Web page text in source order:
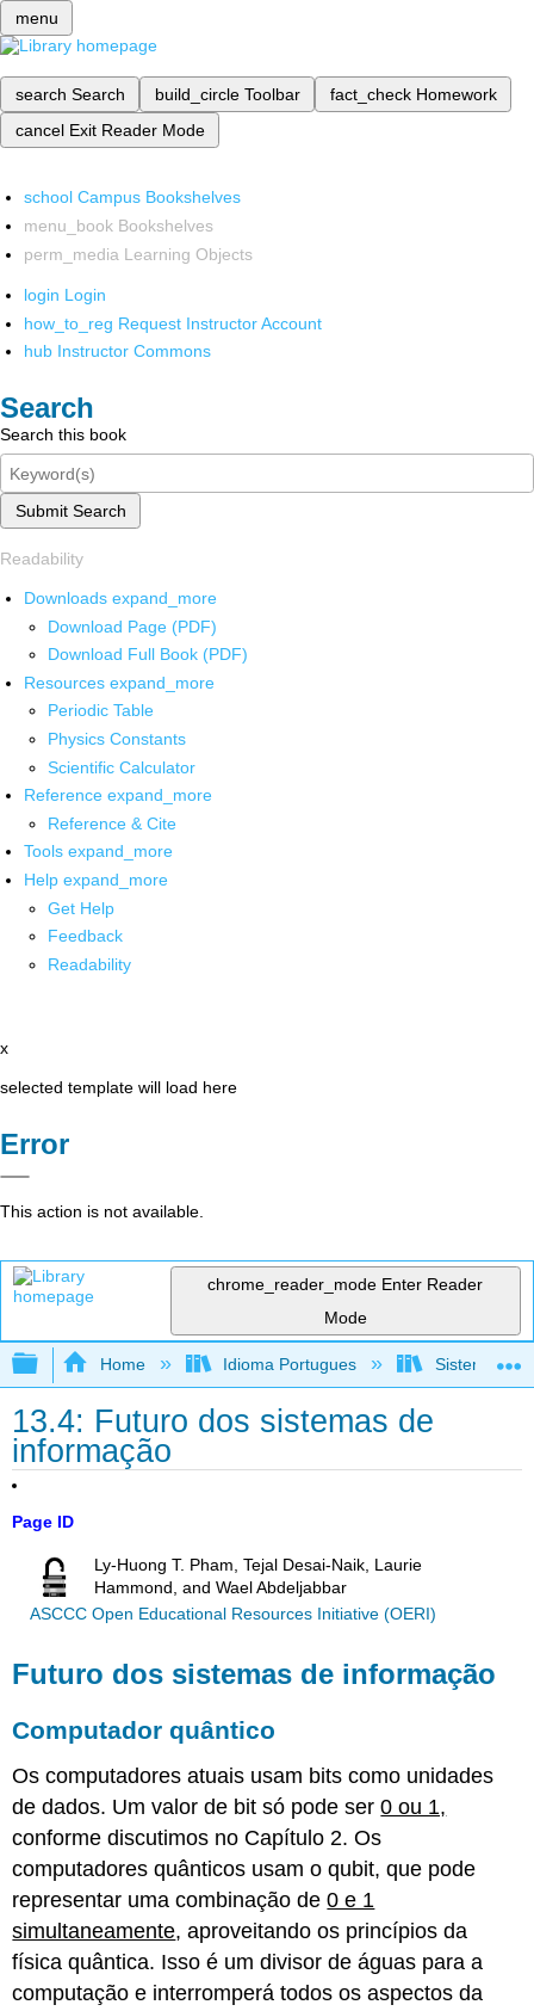
menu
search Search build_circle Toolbar fact_check Homework
cancel Exit Reader Mode
school Campus Bookshelves
menu_book Bookshelves
perm_media Learning Objects
login Login
how_to_reg Request Instructor Account
hub Instructor Commons
Search
Search this book
Submit Search
Readability
Downloads expand_more
Download Page (PDF)
Download Full Book (PDF)
Resources expand_more
Periodic Table
Physics Constants
Scientific Calculator
Reference expand_more
Reference & Cite
Tools expand_more
Help expand_more
Get Help
Feedback
Readability
x
selected template will load here
Error
This action is not available.
chrome_reader_mode Enter Reader
Mode
Expand/collapse global hierarchy
Home Idioma Portugues Sistemas
13.4: Futuro dos sistemas de
informação
Page ID
Ly-Huong T. Pham, Tejal Desai-Naik, Laurie
Hammond, and Wael Abdeljabbar
ASCCC Open Educational Resources Initiative (OERI)
Futuro dos sistemas de informação
Computador quântico
Os computadores atuais usam bits como unidades
de dados. Um valor de bit só pode ser0 ou 1,
conforme discutimos no Capítulo 2. Os
computadores quânticos usam o qubit, que pode
representar uma combinação de0 e 1
simultaneamente, aproveitando os princípios da
física quântica. Isso é um divisor de águas para a
computação e interromperá todos os aspectos da